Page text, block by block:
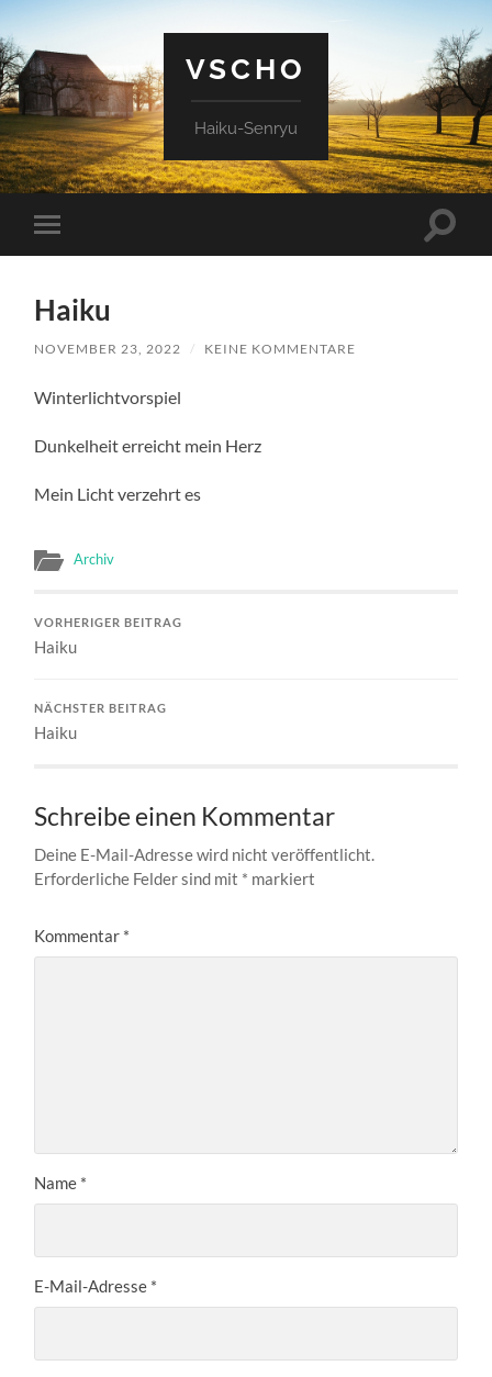
VSCHO
Haiku-Senryu
Mobile-
Menü
Haiku
NOVEMBER 23, 2022 / KEINE KOMMENTARE
Winterlichtvorspiel
Dunkelheit erreicht mein Herz
Mein Licht verzehrt es
Archiv
VORHERIGER BEITRAG
Haiku
NÄCHSTER BEITRAG
Haiku
Schreibe einen Kommentar
Deine E-Mail-Adresse wird nicht veröffentlicht.
Erforderliche Felder sind mit * markiert
Kommentar *
Name *
E-Mail-Adresse *